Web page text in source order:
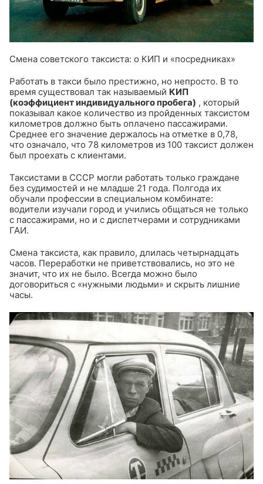
Смена советского таксиста: о КИП и «посредниках»
Работать в такси было престижно, но непросто. В то
время существовал так называемый КИП
(коэффициент индивидуального пробега) , который
показывал какое количество из пройденных таксистом
километров должно быть оплачено пассажирами.
Среднее его значение держалось на отметке в 0,78,
что означало, что 78 километров из 100 таксист должен
был проехать с клиентами.
Таксистами в СССР могли работать только граждане
без судимостей и не младше 21 года. Полгода их
обучали профессии в специальном комбинате:
водители изучали город и учились общаться не только
с пассажирами, но и с диспетчерами и сотрудниками
ГАИ.
Смена таксиста, как правило, длилась четырнадцать
часов. Переработки не приветствовались, но это не
значит, что их не было. Всегда можно было
договориться с «нужными людьми» и скрыть лишние
часы.